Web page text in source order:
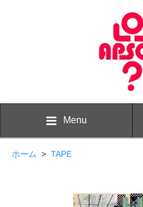
Menu
ホーム > TAPE